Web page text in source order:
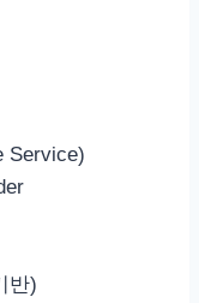
Service)
반)